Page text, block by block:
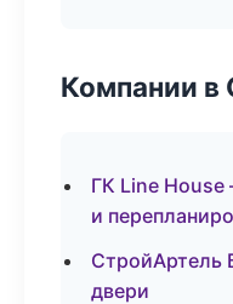
Компании
ГК Line
и
СтройАртель
двери